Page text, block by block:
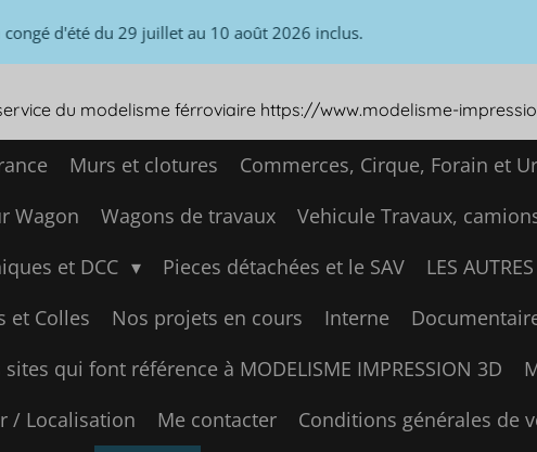
faire avant le 17 août 2026.
du modelisme férroviaire https://www.modelisme-
Murs et clotures Commerces, Cirque, Forain et
Wagon Wagons de travaux Vehicule Travaux,
et DCC Pieces détachées et le SAV
LES
et Colles Nos projets en cours Interne
sites qui font référence à MODELISME IMPRESSION 3D
/ Localisation Me contacter Conditions générales de